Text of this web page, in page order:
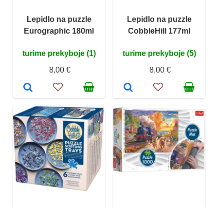
Lepidlo na puzzle
Eurographic 180ml
turime prekyboje (1)
8,00 €
Lepidlo na puzzle
CobbleHill 177ml
turime prekyboje (5)
8,00 €